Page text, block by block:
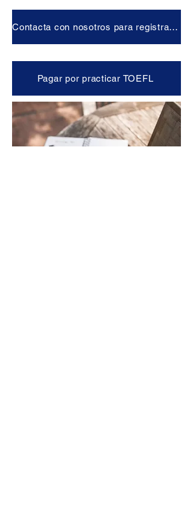
Contacta con nosotros para registrarte
Pagar por practicar TOEFL